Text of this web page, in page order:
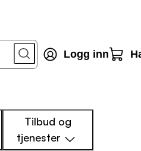
Logg inn
Tilbud og
tjenester